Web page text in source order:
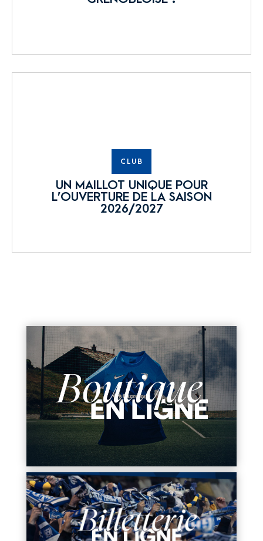
CLUB
UN MAILLOT UNIQUE POUR
L’OUVERTURE DE LA SAISON
2026/2027